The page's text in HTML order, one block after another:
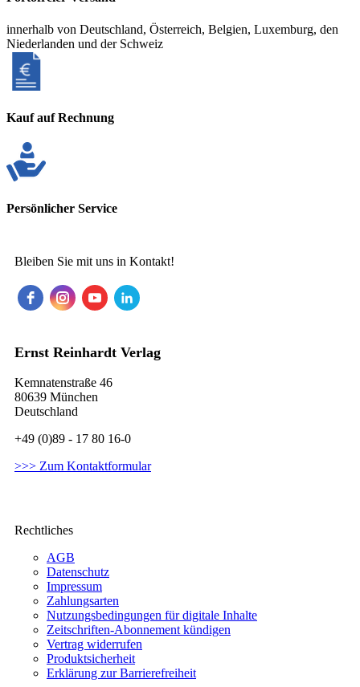
innerhalb von Deutschland, Österreich, Belgien, Luxemburg, den
Niederlanden und der Schweiz
Kauf auf Rechnung
Persönlicher Service
Bleiben Sie mit uns in Kontakt!
Ernst Reinhardt Verlag
Kemnatenstraße 46
80639 München
Deutschland
+49 (0)89 - 17 80 16-0
>>> Zum Kontaktformular
Rechtliches
AGB
Datenschutz
Impressum
Zahlungsarten
Nutzungsbedingungen für digitale Inhalte
Zeitschriften-Abonnement kündigen
Vertrag widerrufen
Produktsicherheit
Erklärung zur Barrierefreiheit